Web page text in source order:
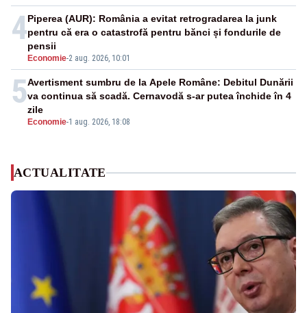
4
Economie-2 aug. 2026, 10:01
Piperea (AUR): România a evitat retrogradarea la junk
pentru că era o catastrofă pentru bănci și fondurile de
pensii
5
Economie-1 aug. 2026, 18:08
Avertisment sumbru de la Apele Române: Debitul Dunării
va continua să scadă. Cernavodă s-ar putea închide în 4
zile
ACTUALITATE